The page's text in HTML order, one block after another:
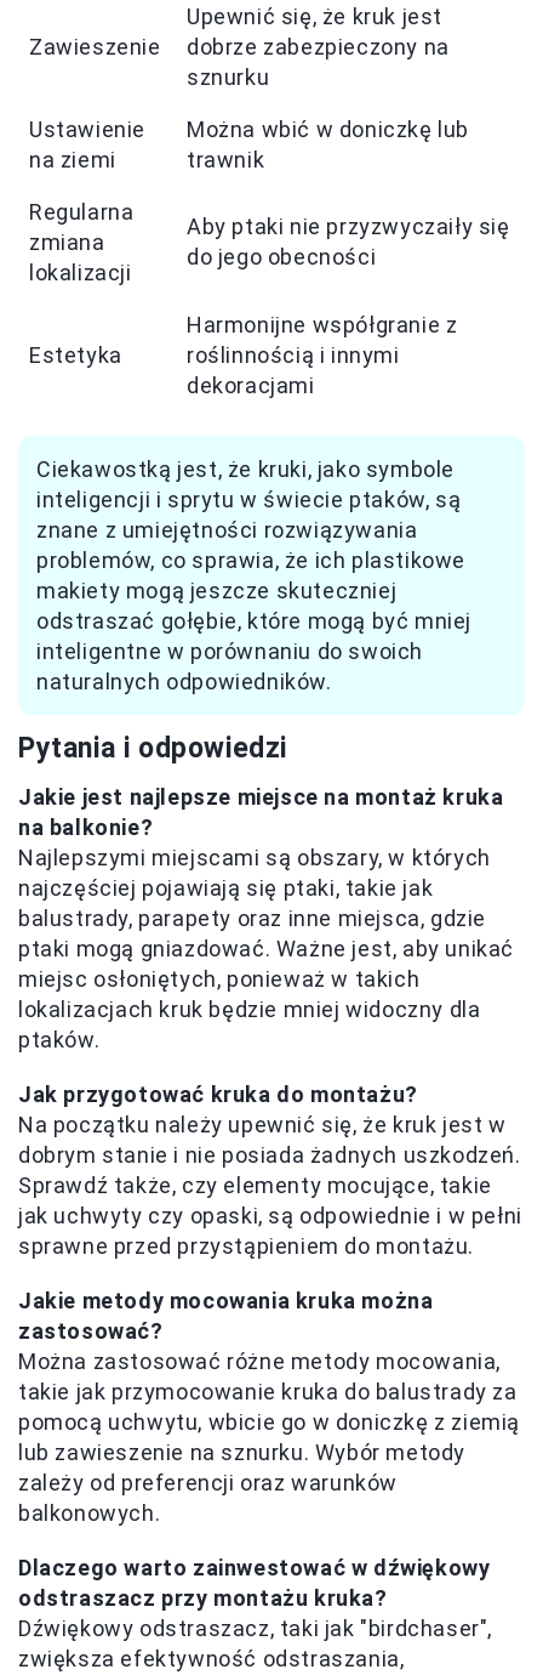
Zawieszenie
Upewnić się, że kruk jest
dobrze zabezpieczony na
sznurku
Ustawienie
na ziemi
Można wbić w doniczkę lub
trawnik
Regularna
zmiana
lokalizacji
Aby ptaki nie przyzwyczaiły się
do jego obecności
Estetyka
Harmonijne współgranie z
roślinnością i innymi
dekoracjami
Ciekawostką jest, że kruki, jako symbole
inteligencji i sprytu w świecie ptaków, są
znane z umiejętności rozwiązywania
problemów, co sprawia, że ich plastikowe
makiety mogą jeszcze skuteczniej
odstraszać gołębie, które mogą być mniej
inteligentne w porównaniu do swoich
naturalnych odpowiedników.
Pytania i odpowiedzi
Jakie jest najlepsze miejsce na montaż kruka
na balkonie?
Najlepszymi miejscami są obszary, w których
najczęściej pojawiają się ptaki, takie jak
balustrady, parapety oraz inne miejsca, gdzie
ptaki mogą gniazdować. Ważne jest, aby unikać
miejsc osłoniętych, ponieważ w takich
lokalizacjach kruk będzie mniej widoczny dla
ptaków.
Jak przygotować kruka do montażu?
Na początku należy upewnić się, że kruk jest w
dobrym stanie i nie posiada żadnych uszkodzeń.
Sprawdź także, czy elementy mocujące, takie
jak uchwyty czy opaski, są odpowiednie i w pełni
sprawne przed przystąpieniem do montażu.
Jakie metody mocowania kruka można
zastosować?
Można zastosować różne metody mocowania,
takie jak przymocowanie kruka do balustrady za
pomocą uchwytu, wbicie go w doniczkę z ziemią
lub zawieszenie na sznurku. Wybór metody
zależy od preferencji oraz warunków
balkonowych.
Dlaczego warto zainwestować w dźwiękowy
odstraszacz przy montażu kruka?
Dźwiękowy odstraszacz, taki jak "birdchaser",
zwiększa efektywność odstraszania,